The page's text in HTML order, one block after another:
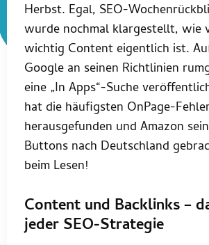
Herbst. Egal, SEO-
wurde nochmal klargestellt, wie
wichtig Content eigentlich ist.
Google an seinen Richtlinien
eine „In Apps“-Suche
hat die häufigsten OnPage-
herausgefunden und Amazon
Buttons nach Deutschland
beim Lesen!
Content und Backlinks –
jeder SEO-Strategie